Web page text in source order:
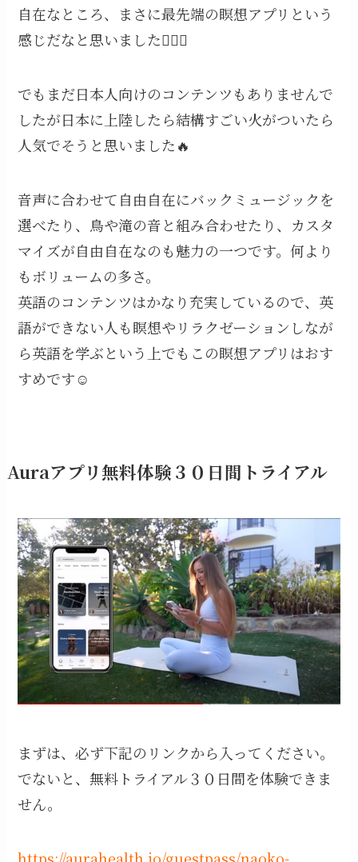
自在なところ、まさに最先端の瞑想アプリという
感じだなと思いました🧘‍♀️✨
でもまだ日本人向けのコンテンツもありませんで
したが日本に上陸したら結構すごい火がついたら
人気でそうと思いました🔥
音声に合わせて自由自在にバックミュージックを
選べたり、鳥や滝の音と組み合わせたり、カスタ
マイズが自由自在なのも魅力の一つです。何より
もボリュームの多さ。
英語のコンテンツはかなり充実しているので、英
語ができない人も瞑想やリラクゼーションしなが
ら英語を学ぶという上でもこの瞑想アプリはおす
すめです☺️
Auraアプリ無料体験３０日間トライアル
まずは、必ず下記のリンクから入ってください。
でないと、無料トライアル３０日間を体験できま
せん。
https://aurahealth.io/guestpass/naoko-